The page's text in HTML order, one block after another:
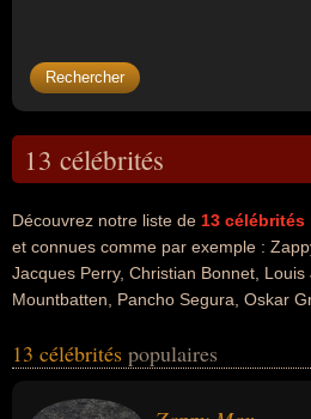
13 célébrités
Découvrez notre liste de 13 célébrités
et connues comme par exemple :
Jacques Perry, Christian Bonnet, Louis
Mountbatten, Pancho Segura, Oskar
les domaines de la radio, de l'art, du
tennis, de la guerre, de l'histoire, de
13 célébrités populaires